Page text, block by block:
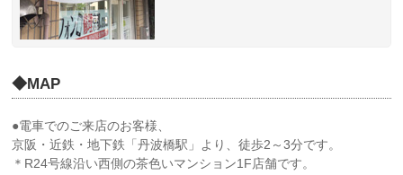
◆MAP
●電車でのご来店のお客様、
京阪・近鉄・地下鉄「丹波橋駅」より、徒歩2～3分です。
＊R24号線沿い西側の茶色いマンション1F店舗です。